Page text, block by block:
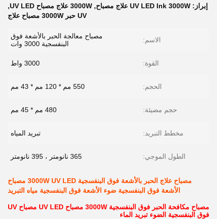
إبراز: UV LED Ink 3000W علاج مصباح , 3000W علاج مصباح UV LED
,
UV حبر 3000W مصباح علاج
الاسم:
مصباح معالجة الحبر بالأشعة فوق
البنفسجية 3000 وات
القوة: 3000 واط
الحجم: 550 مم * 120 مم * 43 مم
حجم مضيئة: 480 مم * 45 مم
مخطط التبريد: تبريد المياه
الطول الموجي: 365 نانومتر ، 395 نانومتر
مصباح علاج الحبر بالأشعة فوق البنفسجية 3000W UV LED مصباح
الأشعة فوق البنفسجية ضوء الأشعة فوق البنفسجية مياه التبريد
مصباح مكافحة الحبر فوق البنفسجية 3000W مصباح UV LED مصباح UV
فوق البنفسجية الضوء تبريد الماء